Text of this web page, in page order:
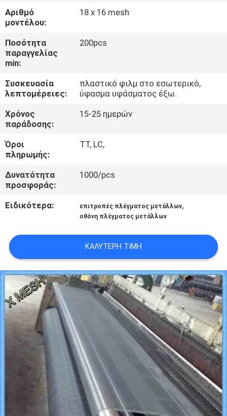
ΠΟΙΟΤΙΚΌΣ
ΈΛΕΓΧΟΣ
ΕΛΆΤΕ
ΣΕ
ΕΠΑΦΉ
ΜΕ
ΖΗΤΉΣΤΕ
ΈΝΑ
ΑΠΌΣΠΑΣΜΑ
SITEMAP
PRIVACY
POLICY
Αριθμό
μοντέλου:
18 x 16 mesh
Ποσότητα
παραγγελίας
min:
200pcs
Συσκευασία
λεπτομέρειες:
πλαστικό φιλμ στο εσωτερικό,
ύφασμα υφάσματος έξω.
Χρόνος
παράδοσης:
15-25 ημερών
Όροι
πληρωμής:
TT, LC,
Δυνατότητα
προσφοράς:
1000/pcs
Ειδικότερα: επιτροπές πλέγματος μετάλλων,
οθόνη πλέγματος μετάλλων
ΚΑΛΎΤΕΡΗ ΤΙΜΉ